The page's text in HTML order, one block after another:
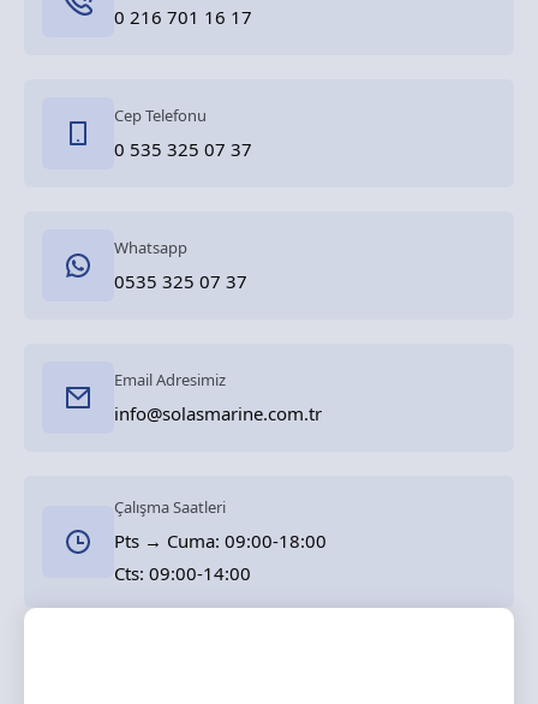
0 216 701 16 17
Cep Telefonu
0 535 325 07 37
Whatsapp
0535 325 07 37
Email Adresimiz
info@solasmarine.com.tr
Çalışma Saatleri
Pts → Cuma: 09:00-18:00
Cts: 09:00-14:00